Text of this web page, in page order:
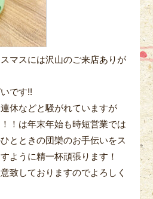
マスには沢山のご来店ありが
です!!
休などと騒がれていますが
！は年末年始も時短営業では
とときの団欒のお手伝いをス
ように精一杯頑張ります！
致しておりますのでよろしく